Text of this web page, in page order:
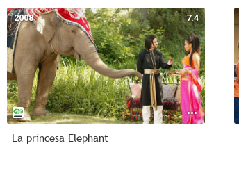
7.4
2008
La princesa Elephant